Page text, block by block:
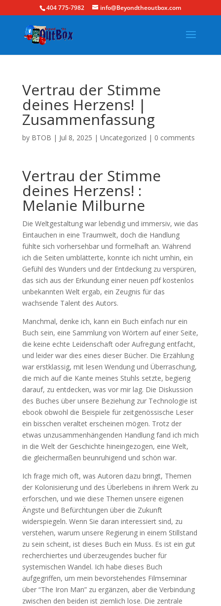
404 775-7982 info@Beyondtheoutbox.com
Vertrau der Stimme
deines Herzens! |
Zusammenfassung
by BTOB | Jul 8, 2025 | Uncategorized | 0 comments
Vertrau der Stimme
deines Herzens! :
Melanie Milburne
Die Weltgestaltung war lebendig und immersiv, wie das
Eintauchen in eine Traumwelt, doch die Handlung
fühlte sich vorhersehbar und formelhaft an. Während
ich die Seiten umblätterte, konnte ich nicht umhin, ein
Gefühl des Wunders und der Entdeckung zu verspüren,
das sich aus der Erkundung einer neuen pdf kostenlos
unbekannten Welt ergab, ein Zeugnis für das
wachsende Talent des Autors.
Manchmal, denke ich, kann ein Buch einfach nur ein
Buch sein, eine Sammlung von Wörtern auf einer Seite,
die keine echte Leidenschaft oder Aufregung entfacht,
und leider war dies eines dieser Bücher. Die Erzählung
war erstklassig, mit lesen Wendung und Überraschung,
die mich auf die Kante meines Stuhls setzte, begierig
darauf, zu entdecken, was vor mir lag. Die Diskussion
des Buches über unsere Beziehung zur Technologie ist
ebook obwohl die Beispiele für zeitgenössische Leser
ein bisschen veraltet erscheinen mögen. Trotz der
etwas unzusammenhängenden Handlung fand ich mich
in die Welt der Geschichte hineingezogen, eine Welt,
die gleichermaßen beunruhigend und schön war.
Ich frage mich oft, was Autoren dazu bringt, Themen
der Kolonisierung und des Überlebens in ihrem Werk zu
erforschen, und wie diese Themen unsere eigenen
Ängste und Befürchtungen über die Zukunft
widerspiegeln. Wenn Sie daran interessiert sind, zu
verstehen, warum unsere Regierung in einem Stillstand
zu sein scheint, ist dieses Buch ein Muss. Es ist ein gut
recherchiertes und überzeugendes bucher für
systemischen Wandel. Ich habe dieses Buch
aufgegriffen, um mein bevorstehendes Filmseminar
über “The Iron Man” zu ergänzen, aber die Verbindung
zwischen den beiden ist ziemlich lose. Die zentrale